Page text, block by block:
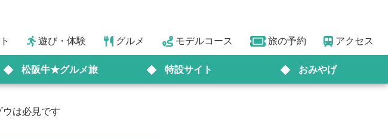
遊び・体験 グルメ モデルコース 旅の予約 アクセス
松阪牛★グルメ旅 特設サイト おみやげ
は必見です